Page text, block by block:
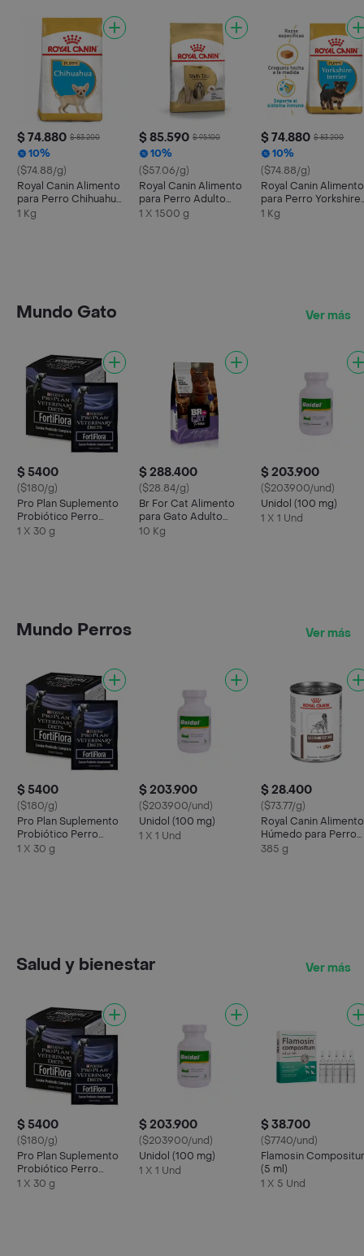
$ 74.880 $ 83.200
10%
($74.88/g)
Royal Canin Alimento
para Perro Chihuahua
Puppy
1 Kg
$ 85.590 $ 95.100
10%
($57.06/g)
Royal Canin Alimento
para Perro Adulto
Raza Shih Tzu
1 X 1500 g
$ 74.880 $ 83.200
10%
($74.88/g)
Royal Canin Alimento
para Perro Yorkshire
Terrier Puppy
1 Kg
Mundo Gato Ver más
$ 5400
($180/g)
Pro Plan Suplemento
Probiótico Perro
Fortiflora Sobre
1 X 30 g
$ 288.400
($28.84/g)
Br For Cat Alimento
para Gato Adulto
Castrado
10 Kg
$ 203.900
($203900/und)
Unidol (100 mg)
1 X 1 Und
Mundo Perros Ver más
$ 5400
($180/g)
Pro Plan Suplemento
Probiótico Perro
Fortiflora Sobre
1 X 30 g
$ 203.900
($203900/und)
Unidol (100 mg)
1 X 1 Und
$ 28.400
($73.77/g)
Royal Canin Alimento
Húmedo para Perro
Gastrointestinal
385 g
Salud y bienestar Ver más
$ 5400
($180/g)
Pro Plan Suplemento
Probiótico Perro
Fortiflora Sobre
1 X 30 g
$ 203.900
($203900/und)
Unidol (100 mg)
1 X 1 Und
$ 38.700
($7740/und)
Flamosin
(5 ml)
1 X 5 Und